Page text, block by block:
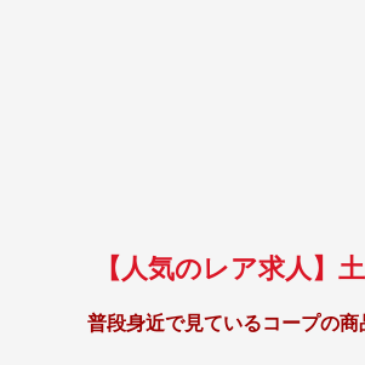
【人気のレア求人
普段身近で見ているコープの